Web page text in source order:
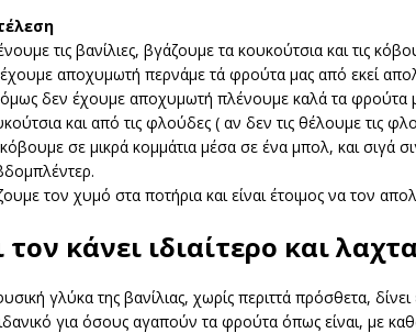
τις βανίλιες, βγάζουμε τα κουκούτσια και τις
αποχυμωτή περνάμε τά φρούτα μας από εκεί
δεν έχουμε αποχυμωτή πλένουμε καλά τα φρούτα
και από τις φλούδες ( αν δεν τις θέλουμε τις
σε μικρά κομμάτια μέσα σε ένα μπολ, και σιγά
τον χυμό στα ποτήρια και είναι έτοιμος να τον
τον κάνει ιδιαίτερο και
γλύκα της βανίλιας, χωρίς περιττά πρόσθετα,
για όσους αγαπούν τα φρούτα όπως είναι, με